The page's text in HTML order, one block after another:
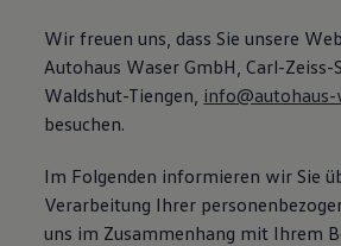
Wir freuen uns, dass Sie unsere
Autohaus Waser GmbH, Carl-Zeiss-
Waldshut-Tiengen, info@autohaus-
besuchen.
Im Folgenden informieren wir Sie
Verarbeitung Ihrer
uns im Zusammenhang mit Ihrem